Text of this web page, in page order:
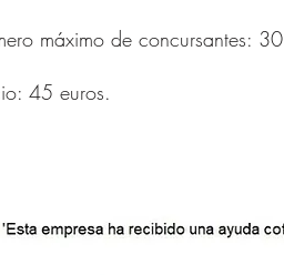
máximo de concursantes: 30
45 euros.